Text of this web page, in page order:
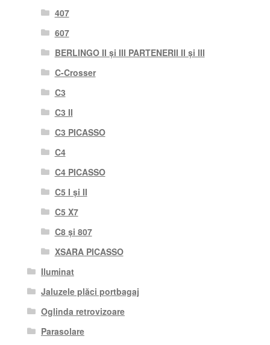
407
607
BERLINGO II și III PARTENERII II și III
C-Crosser
C3
C3 II
C3 PICASSO
C4
C4 PICASSO
C5 I și II
C5 X7
C8 și 807
XSARA PICASSO
Iluminat
Jaluzele plăci portbagaj
Oglinda retrovizoare
Parasolare